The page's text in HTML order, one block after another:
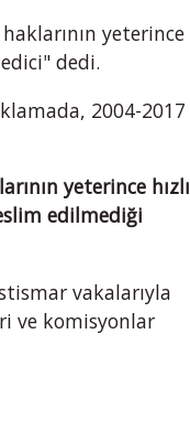
yeterince
dedi.
2004-2017
yeterince hızlı
edilmediği
vakalarıyla
ve komisyonlar